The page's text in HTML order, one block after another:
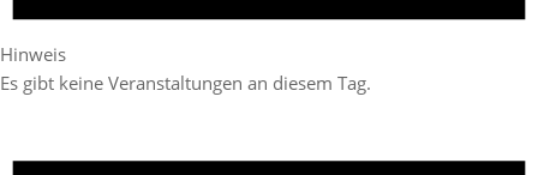
Hinweis
Es gibt keine Veranstaltungen an diesem Tag.